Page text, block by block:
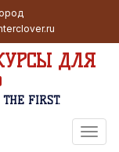
ДЛЯ
THE FIRST.